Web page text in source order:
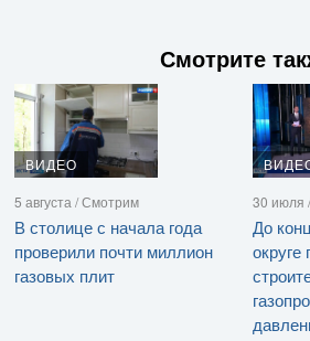
Смотрите
ВИДЕО
5 августа / Смотрим
В столице с начала года
проверили почти миллион
газовых плит
30 июля
До